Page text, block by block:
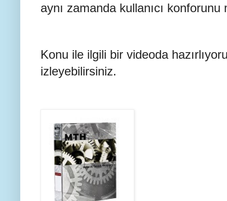
aynı zamanda kullanıcı
Konu ile ilgili bir videoda
izleyebilirsiniz.